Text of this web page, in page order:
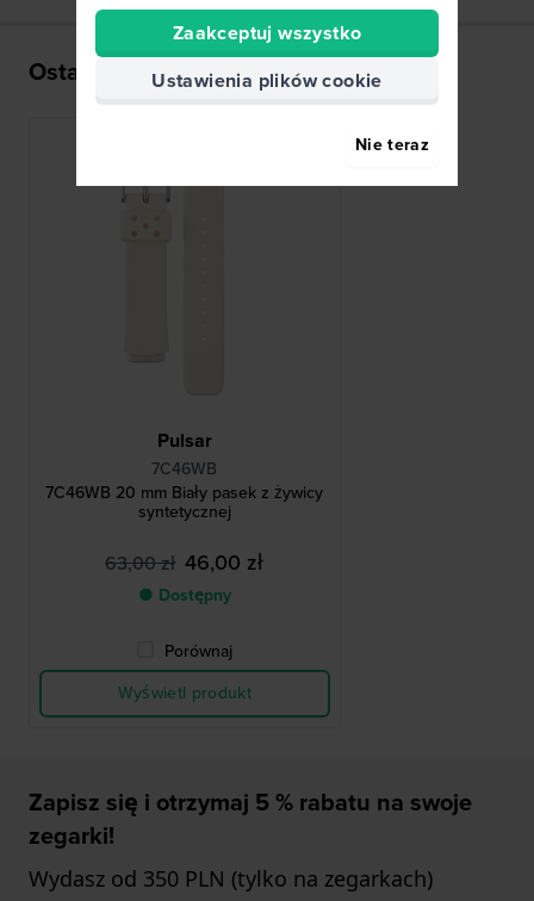
Ostatnio oglądane
Pulsar
7C46WB
7C46WB 20 mm Biały pasek z żywicy
syntetycznej
63,00 zł 46,00 zł
● Dostępny
Porównaj
Wyświetl produkt
Zapisz się i otrzymaj 5 % rabatu na swoje
zegarki!
Wydasz od 350 PLN (tylko na zegarkach)
Zaakceptuj wszystko
Ustawienia plików cookie
Nie teraz